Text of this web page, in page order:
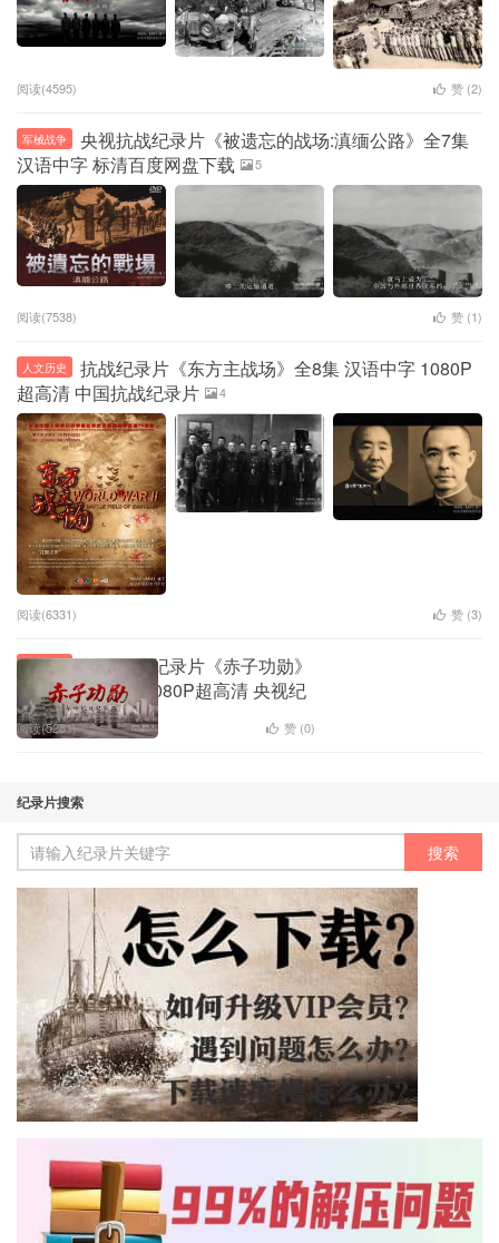
阅读(4595) 赞 (2)
军械战争
央视抗战纪录片《被遗忘的战场:滇缅公路》全7集
汉语中字 标清百度网盘下载
5
阅读(7538) 赞 (1)
人文历史
抗战纪录片《东方主战场》全8集 汉语中字 1080P
超高清 中国抗战纪录片
4
阅读(6331) 赞 (3)
人文历史
华侨抗战纪录片《赤子功勋》
全8集 汉语中字 1080P超高清 央视纪
录片
1
阅读(5281) 赞 (0)
纪录片搜索